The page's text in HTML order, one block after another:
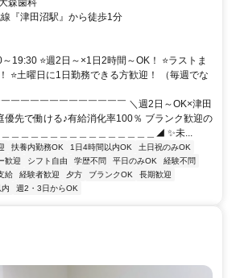
森歯科
『津田沼駅』から徒歩1分
19:30 ⭐週2日～×1日2時間～OK！ ⭐ラストま
⭐土曜日に1日勤務できる方歓迎！ （毎週でな
￣￣￣￣￣￣￣￣￣￣￣￣ ＼週2日～OK×津田
優先で働ける♪有給消化率100％ ブランク歓迎の
＿＿＿＿＿＿＿＿＿＿＿＿＿＿＿◢ ✨未...
扶養内勤務OK 1日4時間以内OK
土日祝のみOK
歓迎 シフト自由 学歴不問 平日のみOK
経験不問
給 経験者歓迎 夕方 ブランクOK
長期歓迎
週2・3日からOK